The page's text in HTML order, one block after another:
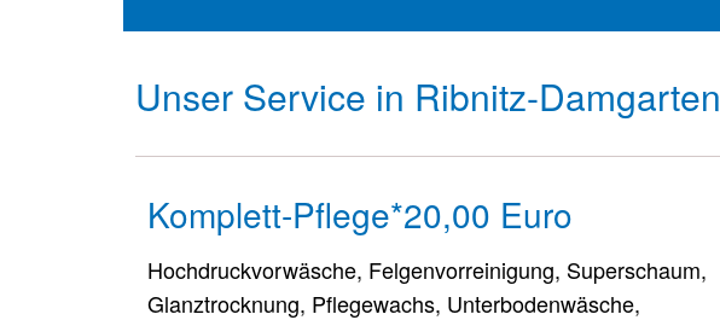
Unser Service in Ribnitz-Damgarten
Komplett-Pflege*20,00 Euro
Hochdruckvorwäsche, Felgenvorreinigung, Superschaum,
Glanztrocknung, Pflegewachs, Unterbodenwäsche,